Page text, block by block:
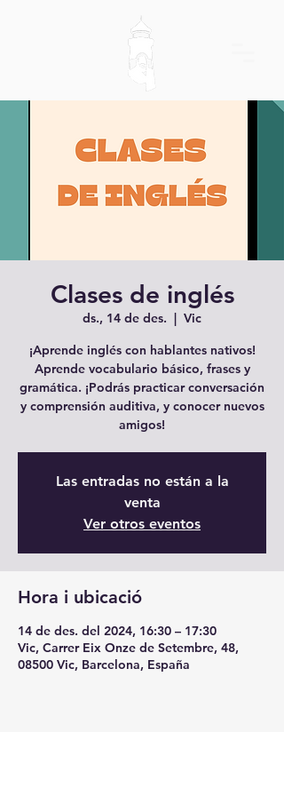
Clases de inglés
ds., 14 de des.
  |
Vic
¡Aprende inglés con hablantes nativos!
Aprende vocabulario básico, frases y
gramática. ¡Podrás practicar conversación
y comprensión auditiva, y conocer nuevos
amigos!
Las entradas no están a la
venta
Ver otros eventos
Hora i ubicació
14 de des. del 2024, 16:30 – 17:30
Vic, Carrer Eix Onze de Setembre, 48,
08500 Vic, Barcelona, España